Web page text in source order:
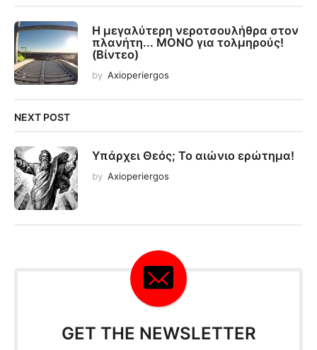
Η μεγαλύτερη νεροτσουλήθρα στον
πλανήτη... ΜΟΝΟ για τολμηρούς!
(Βίντεο)
by Axioperiergos
NEXT POST
Υπάρχει Θεός; Το αιώνιο ερώτημα!
by Axioperiergos
GET THE NEWSLETTER